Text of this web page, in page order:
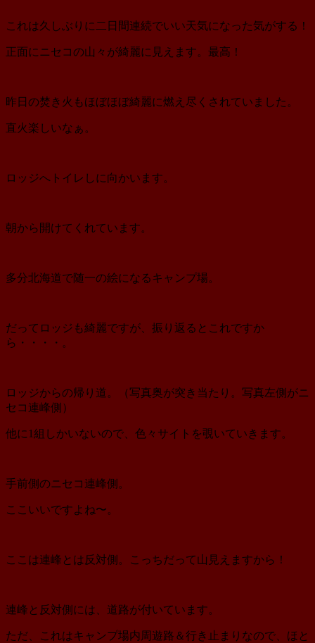
これは久しぶりに二日間連続でいい天気になった気がする！
正面にニセコの山々が綺麗に見えます。最高！
昨日の焚き火もほぼほぼ綺麗に燃え尽くされていました。
直火楽しいなぁ。
ロッジへトイレしに向かいます。
朝から開けてくれています。
多分北海道で随一の絵になるキャンプ場。
だってロッジも綺麗ですが、振り返るとこれですか
ら・・・・。
ロッジからの帰り道。（写真奥が突き当たり。写真左側がニ
セコ連峰側）
他に1組しかいないので、色々サイトを覗いていきます。
手前側のニセコ連峰側。
ここいいですよね〜。
ここは連峰とは反対側。こっちだって山見えますから！
連峰と反対側には、道路が付いています。
ただ、これはキャンプ場内周遊路＆行き止まりなので、ほと